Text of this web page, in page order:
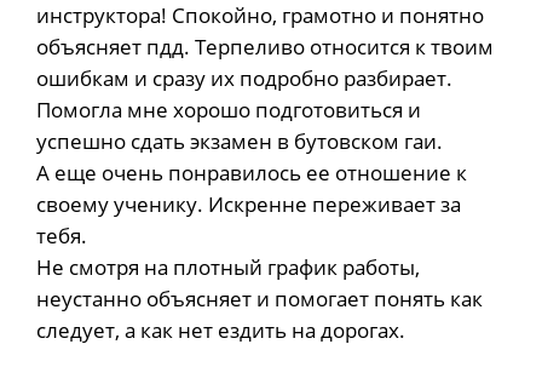
инструктора! Спокойно, грамотно и понятно
объясняет пдд. Терпеливо относится к твоим
ошибкам и сразу их подробно разбирает.
Помогла мне хорошо подготовиться и
успешно сдать экзамен в бутовском гаи.
А еще очень понравилось ее отношение к
своему ученику. Искренне переживает за
тебя.
Не смотря на плотный график работы,
неустанно объясняет и помогает понять как
следует, а как нет ездить на дорогах.